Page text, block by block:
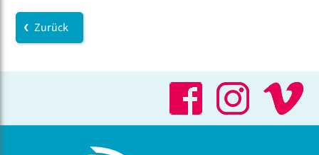
zahlreicher Wettbewerbe, Gründerin des Ukrainian
Institute in Sweden und Trägerin der Global Music
2021 an der Stanisław-Moniuszko-Musikakademie in
Danzig und 2023 in Künstlerischer Forschung an der
Grieg-Akademie der Universität Bergen.
Zurück